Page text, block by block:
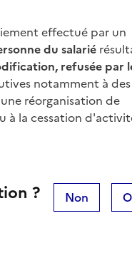
effectué par un
du salarié
refusée par
notamment à des
réorganisation de
à la cessation
? Non